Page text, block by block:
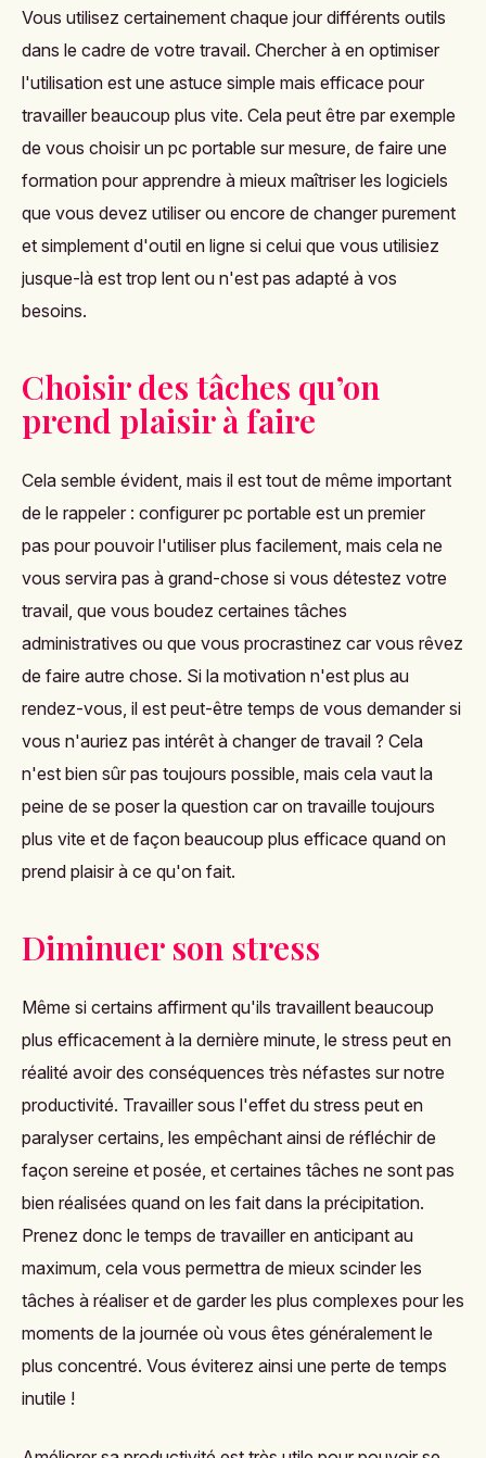
Vous utilisez certainement chaque jour différents outils
dans le cadre de votre travail. Chercher à en optimiser
l'utilisation est une astuce simple mais efficace pour
travailler beaucoup plus vite. Cela peut être par exemple
de vous choisir un pc portable sur mesure, de faire une
formation pour apprendre à mieux maîtriser les logiciels
que vous devez utiliser ou encore de changer purement
et simplement d'outil en ligne si celui que vous utilisiez
jusque-là est trop lent ou n'est pas adapté à vos
besoins.
Choisir des tâches qu’on
prend plaisir à faire
Cela semble évident, mais il est tout de même important
de le rappeler : configurer pc portable est un premier
pas pour pouvoir l'utiliser plus facilement, mais cela ne
vous servira pas à grand-chose si vous détestez votre
travail, que vous boudez certaines tâches
administratives ou que vous procrastinez car vous rêvez
de faire autre chose. Si la motivation n'est plus au
rendez-vous, il est peut-être temps de vous demander si
vous n'auriez pas intérêt à changer de travail ? Cela
n'est bien sûr pas toujours possible, mais cela vaut la
peine de se poser la question car on travaille toujours
plus vite et de façon beaucoup plus efficace quand on
prend plaisir à ce qu'on fait.
Diminuer son stress
Même si certains affirment qu'ils travaillent beaucoup
plus efficacement à la dernière minute, le stress peut en
réalité avoir des conséquences très néfastes sur notre
productivité. Travailler sous l'effet du stress peut en
paralyser certains, les empêchant ainsi de réfléchir de
façon sereine et posée, et certaines tâches ne sont pas
bien réalisées quand on les fait dans la précipitation.
Prenez donc le temps de travailler en anticipant au
maximum, cela vous permettra de mieux scinder les
tâches à réaliser et de garder les plus complexes pour les
moments de la journée où vous êtes généralement le
plus concentré. Vous éviterez ainsi une perte de temps
inutile !